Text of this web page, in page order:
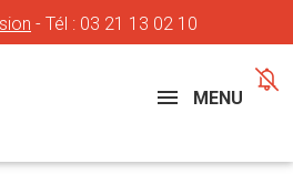
- Tél : 03 21 13 02 10
MENU